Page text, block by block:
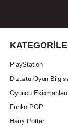
PlayStation
Dizüstü Oyun
Oyuncu Ekipmanları
Funko POP
Harry Potter